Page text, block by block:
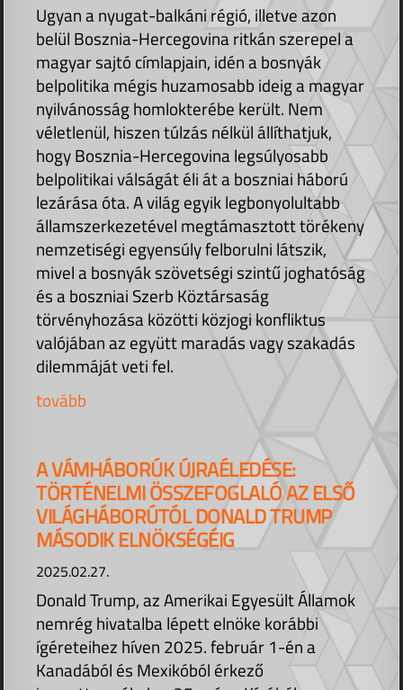
Ugyan a nyugat-balkáni régió, illetve azon
belül Bosznia-Hercegovina ritkán szerepel a
magyar sajtó címlapjain, idén a bosnyák
belpolitika mégis huzamosabb ideig a magyar
nyilvánosság homlokterébe került. Nem
véletlenül, hiszen túlzás nélkül állíthatjuk,
hogy Bosznia-Hercegovina legsúlyosabb
belpolitikai válságát éli át a boszniai háború
lezárása óta. A világ egyik legbonyolultabb
államszerkezetével megtámasztott törékeny
nemzetiségi egyensúly felborulni látszik,
mivel a bosnyák szövetségi szintű joghatóság
és a boszniai Szerb Köztársaság
törvényhozása közötti közjogi konfliktus
valójában az együtt maradás vagy szakadás
dilemmáját veti fel.
tovább
A VÁMHÁBORÚK ÚJRAÉLEDÉSE:
TÖRTÉNELMI ÖSSZEFOGLALÓ AZ ELSŐ
VILÁGHÁBORÚTÓL DONALD TRUMP
MÁSODIK ELNÖKSÉGÉIG
2025.02.27.
Donald Trump, az Amerikai Egyesült Államok
nemrég hivatalba lépett elnöke korábbi
ígéreteihez híven 2025. február 1-én a
Kanadából és Mexikóból érkező